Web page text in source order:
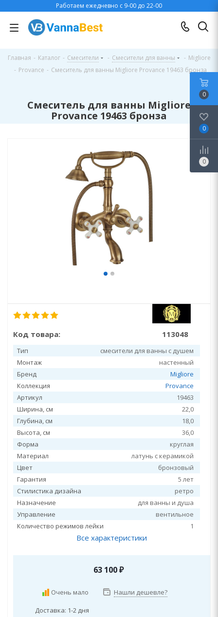
Работаем ежедневно с 9-00 до 22-00
Главная - Каталог - Смесители - Смесители для ванны - Migliore
- Provance - Смеситель для ванны Migliore Provance 19463 бронза
Смеситель для ванны Migliore
Provance 19463 бронза
Код товара: 113048
Тип
смесители для ванны с душем
Монтаж
настенный
Бренд
Migliore
Коллекция
Provance
Артикул
19463
Ширина, см
22,0
Глубина, см
18,0
Высота, см
36,0
Форма
круглая
Материал
латунь с керамикой
Цвет
бронзовый
Гарантия
5 лет
Стилистика дизайна
ретро
Назначение
для ванны и душа
Управление
вентильное
Количество режимов лейки
1
Все характеристики
63 100₽
Очень мало Нашли дешевле?
Доставка: 1-2 дня
0
0
0